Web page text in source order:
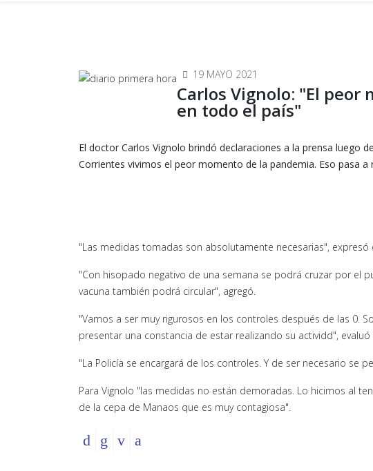
19 MAYO 2021
Carlos Vignolo: "El
en todo el país"
El doctor Carlos Vignolo brindó declaraciones a la prensa luego
Corrientes vivimos el peor momento de la pandemia. Eso pasa a
"Las medidas tomadas son absolutamente necesarias", expresó
"Con hisopado negativo de una semana se podrá cruzar por el
vacuna también podrá circular", agregó.
"Vamos a ser muy rigurosos en los controles después de las 0.
presentar una constancia de estar realizando su actividd", evaluó
"La Policía se encargará de los controles. Y de ser necesario se
Para Vignolo "las medidas no están demoradas. Lo hicimos al
de la cepa de Manaos que es muy contagiosa".